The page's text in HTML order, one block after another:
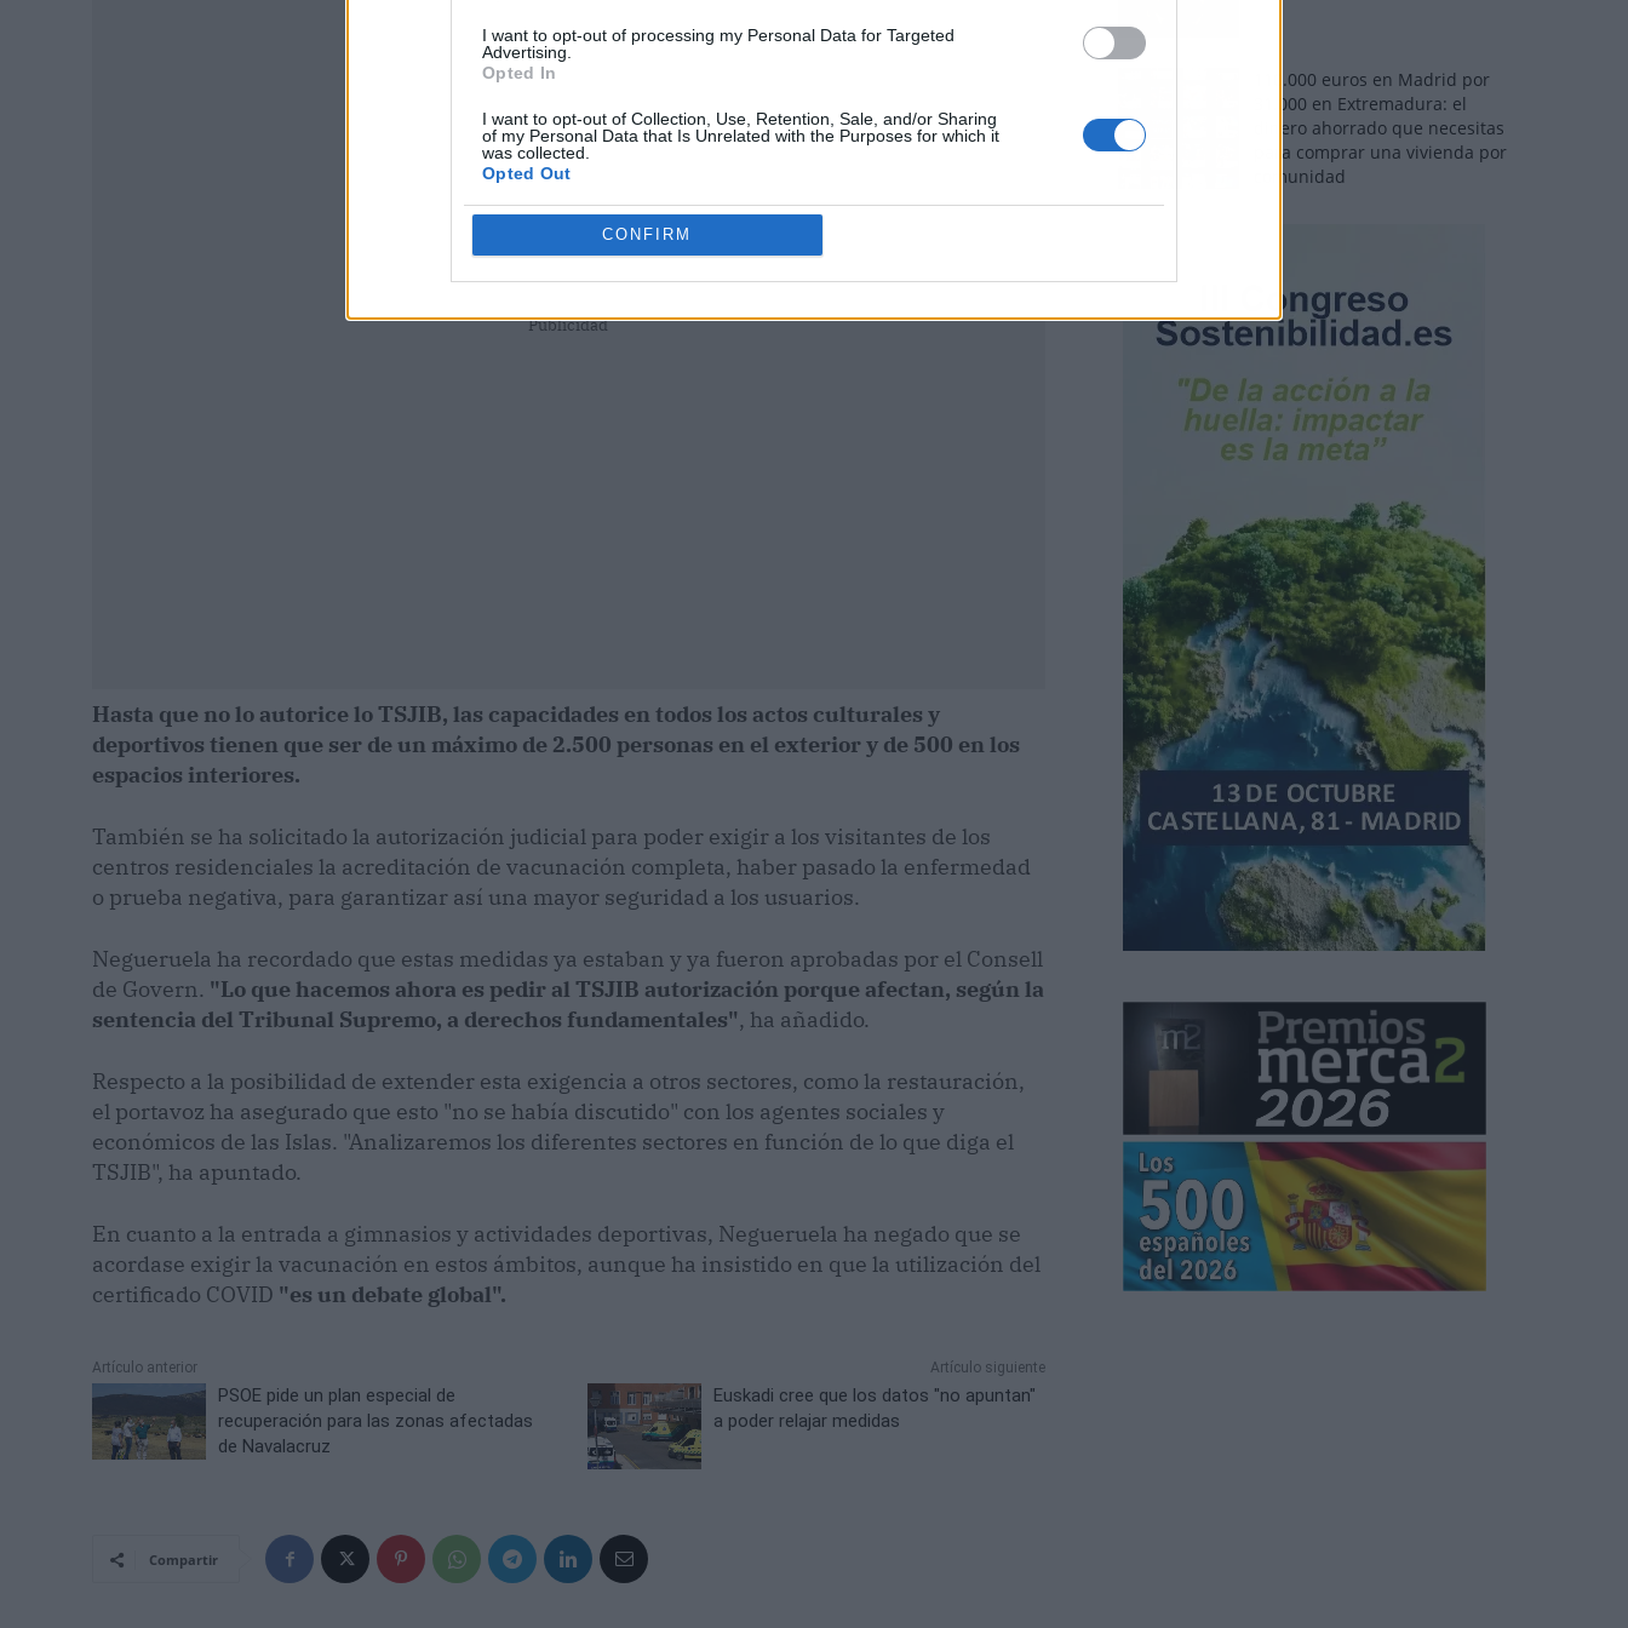
I want to opt-out of processing my Personal Data for Targeted
Advertising.
Opted In
I want to opt-out of Collection, Use, Retention, Sale, and/or Sharing
of my Personal Data that Is Unrelated with the Purposes for which it
was collected.
Opted Out
CONFIRM
Publicidad
Hasta que no lo autorice lo TSJIB, las capacidades en todos los actos culturales y
deportivos tienen que ser de un máximo de 2.500 personas en el exterior y de 500 en los
espacios interiores.
También se ha solicitado la autorización judicial para poder exigir a los visitantes de los
centros residenciales la acreditación de vacunación completa, haber pasado la enfermedad
o prueba negativa, para garantizar así una mayor seguridad a los usuarios.
Negueruela ha recordado que estas medidas ya estaban y ya fueron aprobadas por el Consell
de Govern. "Lo que hacemos ahora es pedir al TSJIB autorización porque afectan, según la
sentencia del Tribunal Supremo, a derechos fundamentales", ha añadido.
Respecto a la posibilidad de extender esta exigencia a otros sectores, como la restauración,
el portavoz ha asegurado que esto "no se había discutido" con los agentes sociales y
económicos de las Islas. "Analizaremos los diferentes sectores en función de lo que diga el
TSJIB", ha apuntado.
En cuanto a la entrada a gimnasios y actividades deportivas, Negueruela ha negado que se
acordase exigir la vacunación en estos ámbitos, aunque ha insistido en que la utilización del
certificado COVID "es un debate global".
Artículo anterior
PSOE pide un plan especial de
recuperación para las zonas afectadas
de Navalacruz
Artículo siguiente
Euskadi cree que los datos "no apuntan"
a poder relajar medidas
Compartir
110.000 euros en Madrid por
31.000 en Extremadura: el
dinero ahorrado que necesitas
para comprar una vivienda por
comunidad